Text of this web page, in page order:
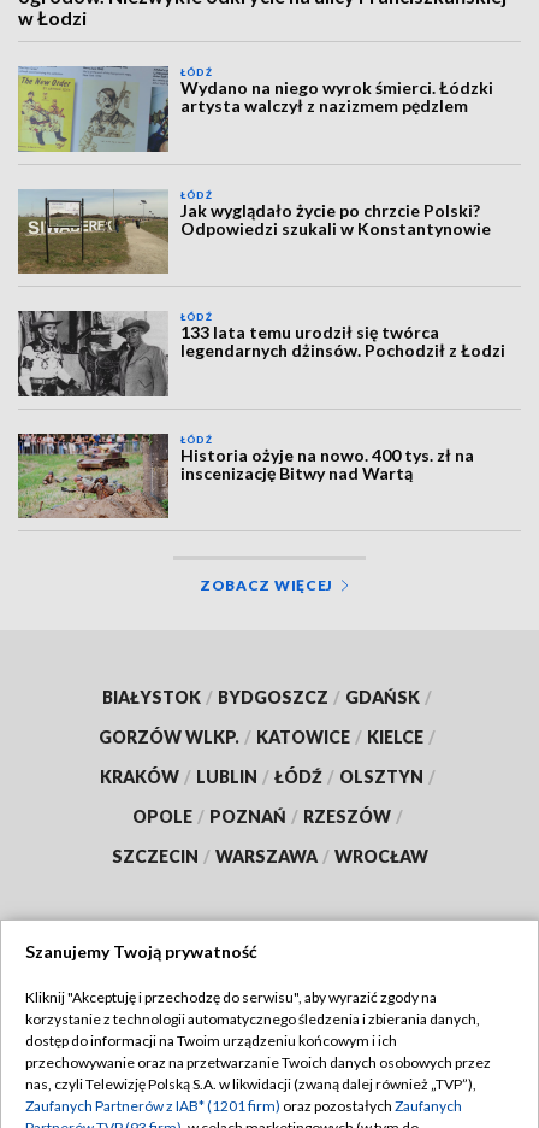
w Łodzi
ŁÓDŹ
Wydano na niego wyrok śmierci. Łódzki
artysta walczył z nazizmem pędzlem
ŁÓDŹ
Jak wyglądało życie po chrzcie Polski?
Odpowiedzi szukali w Konstantynowie
ŁÓDŹ
133 lata temu urodził się twórca
legendarnych dżinsów. Pochodził z Łodzi
ŁÓDŹ
Historia ożyje na nowo. 400 tys. zł na
inscenizację Bitwy nad Wartą
ZOBACZ WIĘCEJ
BIAŁYSTOK / BYDGOSZCZ / GDAŃSK /
GORZÓW WLKP. / KATOWICE / KIELCE /
KRAKÓW / LUBLIN / ŁÓDŹ / OLSZTYN /
OPOLE / POZNAŃ / RZESZÓW /
SZCZECIN / WARSZAWA / WROCŁAW
TVP
Abonament TVP
Emisja w TVP
Regulamin TVP
Polityka prywatności
Szanujemy Twoją prywatność
Kliknij "Akceptuję i przechodzę do serwisu", aby wyrazić zgody na
korzystanie z technologii automatycznego śledzenia i zbierania danych,
dostęp do informacji na Twoim urządzeniu końcowym i ich
przechowywanie oraz na przetwarzanie Twoich danych osobowych przez
nas, czyli Telewizję Polską S.A. w likwidacji (zwaną dalej również „TVP”),
Zaufanych Partnerów z IAB* (1201 firm) oraz pozostałych Zaufanych